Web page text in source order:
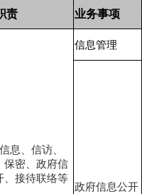
责 业务事项
息、信访、
保密、政府信
、接待联络等
信息管理
政府信息公开